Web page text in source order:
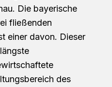
Die bayerische
fließenden
einer davon. Dieser
des